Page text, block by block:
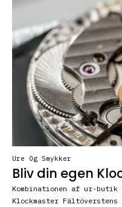
Ure Og Smykker
Bliv din egen
Kombinationen af ur-
Klockmaster